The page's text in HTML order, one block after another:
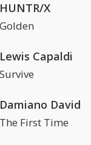
HUNTR/X
Golden
Lewis Capaldi
Survive
Damiano David
The First Time